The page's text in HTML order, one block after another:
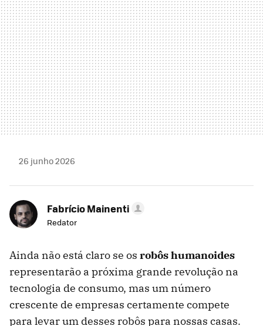
26 junho 2026
Fabrício Mainenti
Redator
Ainda não está claro se os robôs humanoides
representarão a próxima grande revolução na
tecnologia de consumo, mas um número
crescente de empresas certamente compete
para levar um desses robôs para nossas casas.